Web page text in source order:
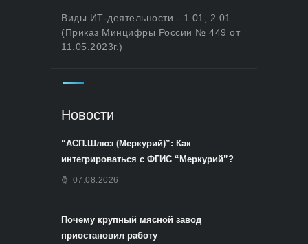
Виды ИТ-деятельности - 1.01, 2.01
(Приказ Минцифры России № 449 от
11.05.2023г.)
Новости
“АСП.Шлюз (Меркурий)”: Как
интегрироваться с ФГИС “Меркурий”?
07.08.2026
Почему крупный мясной завод
приостановил работу